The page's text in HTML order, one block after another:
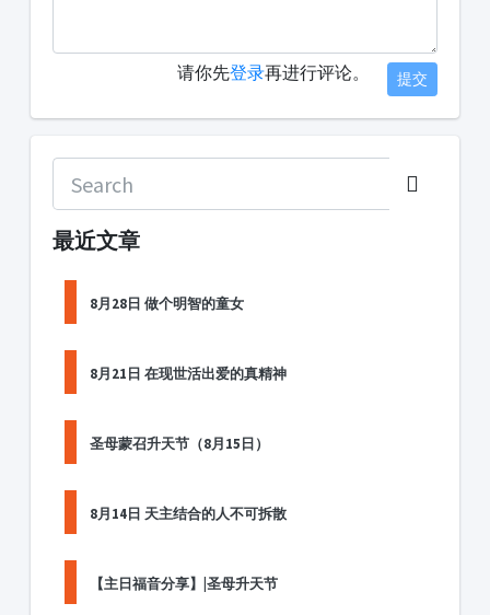
请你先登录再进行评论。 提交
最近文章
8月28日 做个明智的童女
8月21日 在现世活出爱的真精神
圣母蒙召升天节（8月15日）
8月14日 天主结合的人不可拆散
【主日福音分享】|圣母升天节